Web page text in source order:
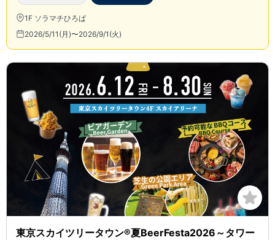
1F ソラマチひろば
2026/5/11(月)〜2026/9/1(火)
東京スカイツリータウン®夏BeerFesta2026～タワー